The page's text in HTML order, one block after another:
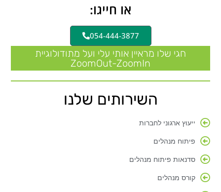
או חייגו:
054-444-3877
חגי שלו מראיין אותי עלי ועל מתודולוגיית
ZoomOut-ZoomIn
השירותים שלנו
ייעוץ ארגוני לחברות
פיתוח מנהלים
סדנאות פיתוח מנהלים
קורס מנהלים